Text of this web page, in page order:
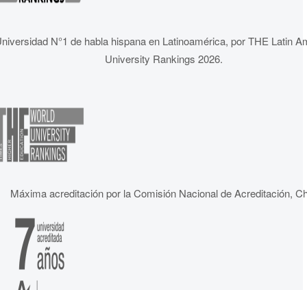
N°1 de habla hispana en Latinoamérica, por THE Latin
University Rankings 2026.
Máxima acreditación por la Comisión Nacional de Acreditación,